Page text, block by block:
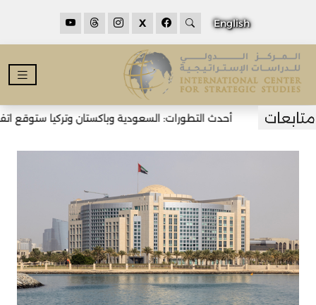
English
X
أحدث التطورات: السعودية وباكستان وتركيا ستوقع